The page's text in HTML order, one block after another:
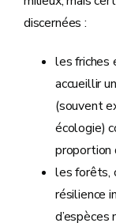
discernées :
les friches
accueillir
(souvent
écologie)
proportion
les forêts,
résilience
d’espèces